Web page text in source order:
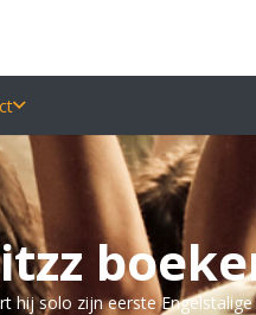
solo zijn eerste